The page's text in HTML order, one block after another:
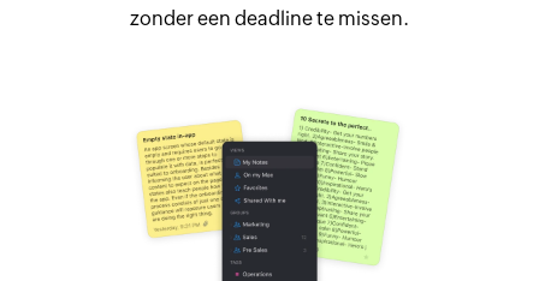
zonder een deadline te missen.